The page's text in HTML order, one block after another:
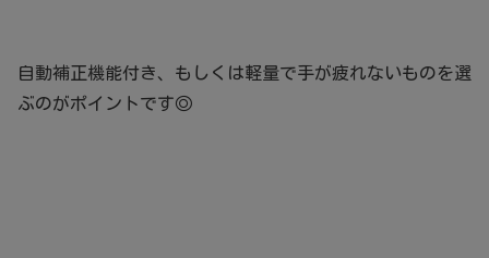
自動補正機能付き、もしくは軽量で手が疲れないものを選
ぶのがポイントです◎